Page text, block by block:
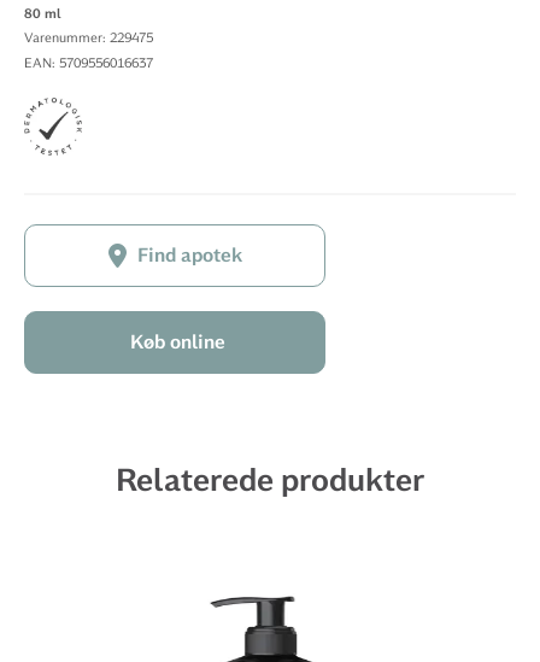
80 ml
Varenummer: 229475
EAN: 5709556016637
Find apotek
Køb online
Relaterede produkter